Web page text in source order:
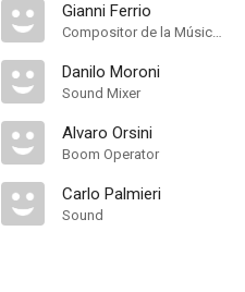
Gianni Ferrio
Compositor de la Música Original
Danilo Moroni
Sound Mixer
Alvaro Orsini
Boom Operator
Carlo Palmieri
Sound